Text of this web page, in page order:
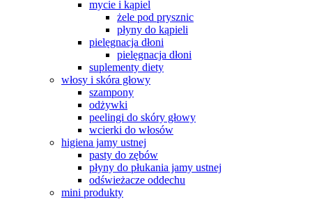
mycie i kąpiel
żele pod prysznic
płyny do kąpieli
pielęgnacja dłoni
pielęgnacja dłoni
suplementy diety
włosy i skóra głowy
szampony
odżywki
peelingi do skóry głowy
wcierki do włosów
higiena jamy ustnej
pasty do zębów
płyny do płukania jamy ustnej
odświeżacze oddechu
mini produkty